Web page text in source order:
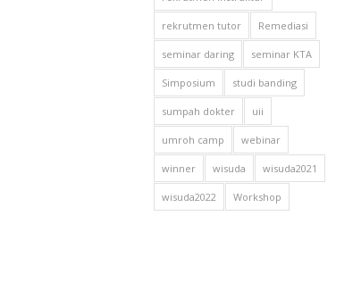
rekrutmen tutor Remediasi
seminar daring seminar KTA
Simposium studi banding
sumpah dokter uii
umroh camp webinar
winner wisuda wisuda2021
wisuda2022 Workshop